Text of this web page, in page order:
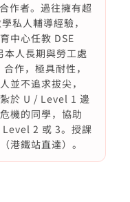
作者。過往擁有超
私人輔導經驗，
中心任教 DSE
人長期與勞工處
作，極具耐性，
並不追求拔尖，
於 U / Level 1 邊
機的同學，協助
Level 2 或 3。授課
港鐵站直達）。